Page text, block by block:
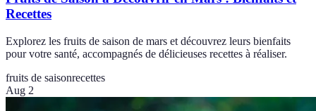
Recettes
Explorez les fruits de saison de mars et découvrez leurs bienfaits
pour votre santé, accompagnés de délicieuses recettes à réaliser.
fruits de saisonrecettes
Aug 2